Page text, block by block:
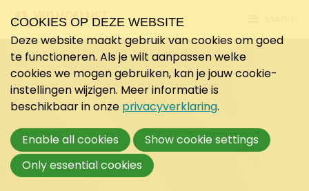
to
COOKIES OP DEZE WEBSITE
Deze website maakt gebruik van cookies om goed
te functioneren. Als je wilt aanpassen welke
cookies we mogen gebruiken, kan je jouw cookie-
instellingen wijzigen. Meer informatie is
beschikbaar in onze privacyverklaring.
Enable all cookies
Show cookie settings
Only essential cookies